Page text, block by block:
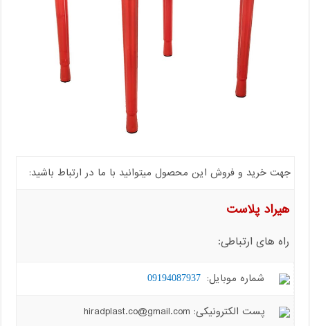
جهت خرید و فروش این محصول میتوانید با ما در ارتباط باشید:
هیراد پلاست
راه های ارتباطی:
شماره موبایل: 09194087937
پست الکترونیکی: hiradplast.co@gmail.com